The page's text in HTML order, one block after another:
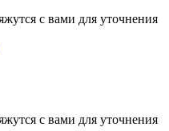
с вами для уточнения
с вами для уточнения